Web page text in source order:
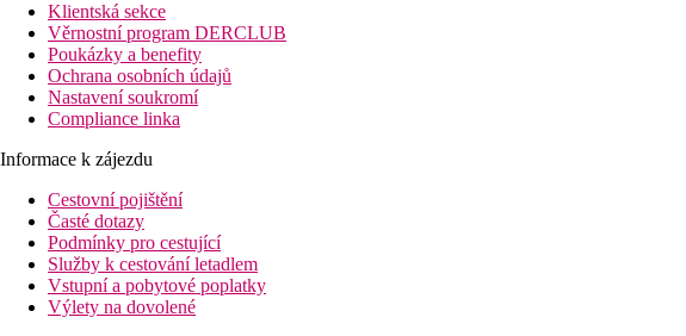
Klientská sekce
Věrnostní program DERCLUB
Poukázky a benefity
Ochrana osobních údajů
Nastavení soukromí
Compliance linka
Informace k zájezdu
Cestovní pojištění
Časté dotazy
Podmínky pro cestující
Služby k cestování letadlem
Vstupní a pobytové poplatky
Výlety na dovolené